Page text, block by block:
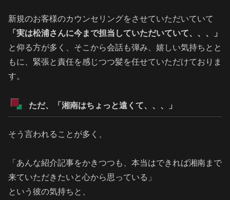
新規のお客様のカウンセリングをさせていただいていて
「実は松浦さんに今まで担当していただいていて、、、」
と仰る方が多く、そこから会話も弾み、嬉しい気持ちとと
もに、緊張と責任を感じつつ髪を任せていただけておりま
す。
ただ、「湘南はちょっと遠くて、、、」
そう言われることが多く、
「あんな紹介記事をかきつつも、本当はできれば湘南まで
来ていただきたいと心から思っている」
という彼の気持ちと、